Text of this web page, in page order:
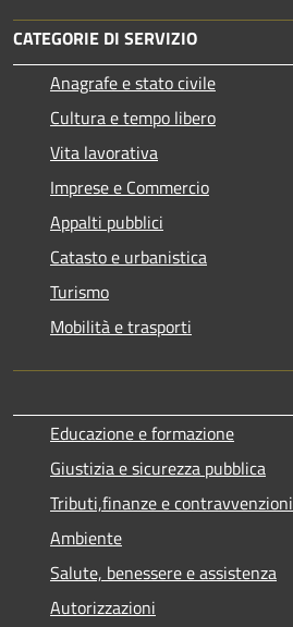
CATEGORIE DI SERVIZIO
Anagrafe e stato civile
Cultura e tempo libero
Vita lavorativa
Imprese e Commercio
Appalti pubblici
Catasto e urbanistica
Turismo
Mobilità e trasporti
Educazione e formazione
Giustizia e sicurezza pubblica
Tributi,finanze e contravvenzioni
Ambiente
Salute, benessere e assistenza
Autorizzazioni